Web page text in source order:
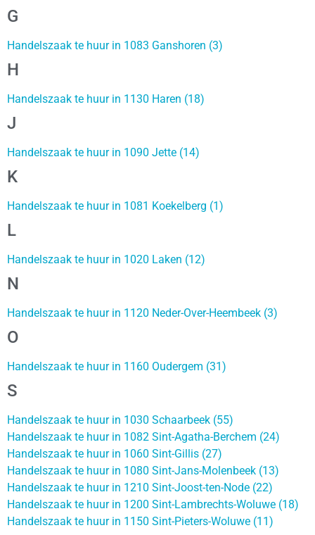
G
Handelszaak te huur in 1083 Ganshoren (3)
H
Handelszaak te huur in 1130 Haren (18)
J
Handelszaak te huur in 1090 Jette (14)
K
Handelszaak te huur in 1081 Koekelberg (1)
L
Handelszaak te huur in 1020 Laken (12)
N
Handelszaak te huur in 1120 Neder-Over-Heembeek (3)
O
Handelszaak te huur in 1160 Oudergem (31)
S
Handelszaak te huur in 1030 Schaarbeek (55)
Handelszaak te huur in 1082 Sint-Agatha-Berchem (24)
Handelszaak te huur in 1060 Sint-Gillis (27)
Handelszaak te huur in 1080 Sint-Jans-Molenbeek (13)
Handelszaak te huur in 1210 Sint-Joost-ten-Node (22)
Handelszaak te huur in 1200 Sint-Lambrechts-Woluwe (18)
Handelszaak te huur in 1150 Sint-Pieters-Woluwe (11)